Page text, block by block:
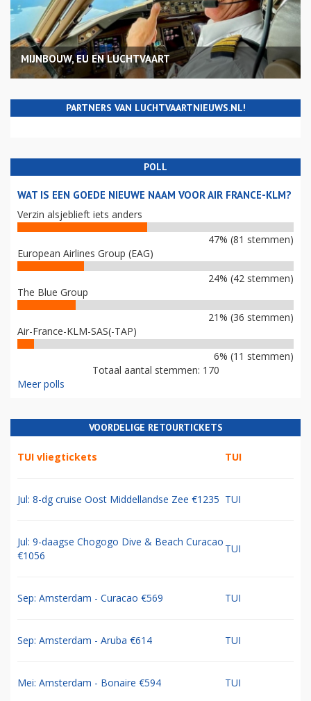
MIJNBOUW, EU EN LUCHTVAART
PARTNERS VAN LUCHTVAARTNIEUWS.NL!
POLL
WAT IS EEN GOEDE NIEUWE NAAM VOOR AIR FRANCE-KLM?
Verzin alsjeblieft iets anders
47% (81 stemmen)
European Airlines Group (EAG)
24% (42 stemmen)
The Blue Group
21% (36 stemmen)
Air-France-KLM-SAS(-TAP)
6% (11 stemmen)
Totaal aantal stemmen: 170
Meer polls
VOORDELIGE RETOURTICKETS
TUI vliegtickets TUI
Jul: 8-dg cruise Oost Middellandse Zee €1235 TUI
Jul: 9-daagse Chogogo Dive & Beach Curacao
€1056
TUI
Sep: Amsterdam - Curacao €569 TUI
Sep: Amsterdam - Aruba €614 TUI
Mei: Amsterdam - Bonaire €594 TUI